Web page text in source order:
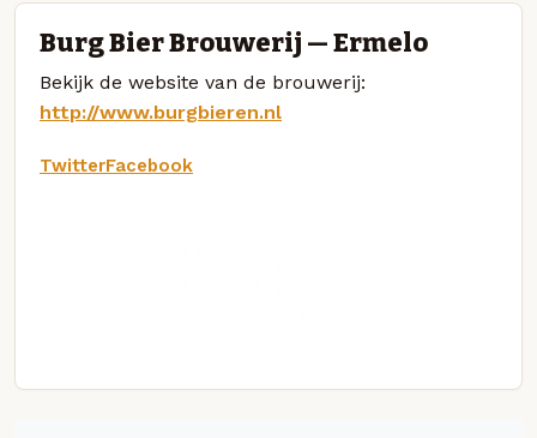
Burg Bier Brouwerij — Ermelo
Bekijk de website van de brouwerij:
http://www.burgbieren.nl
TwitterFacebook